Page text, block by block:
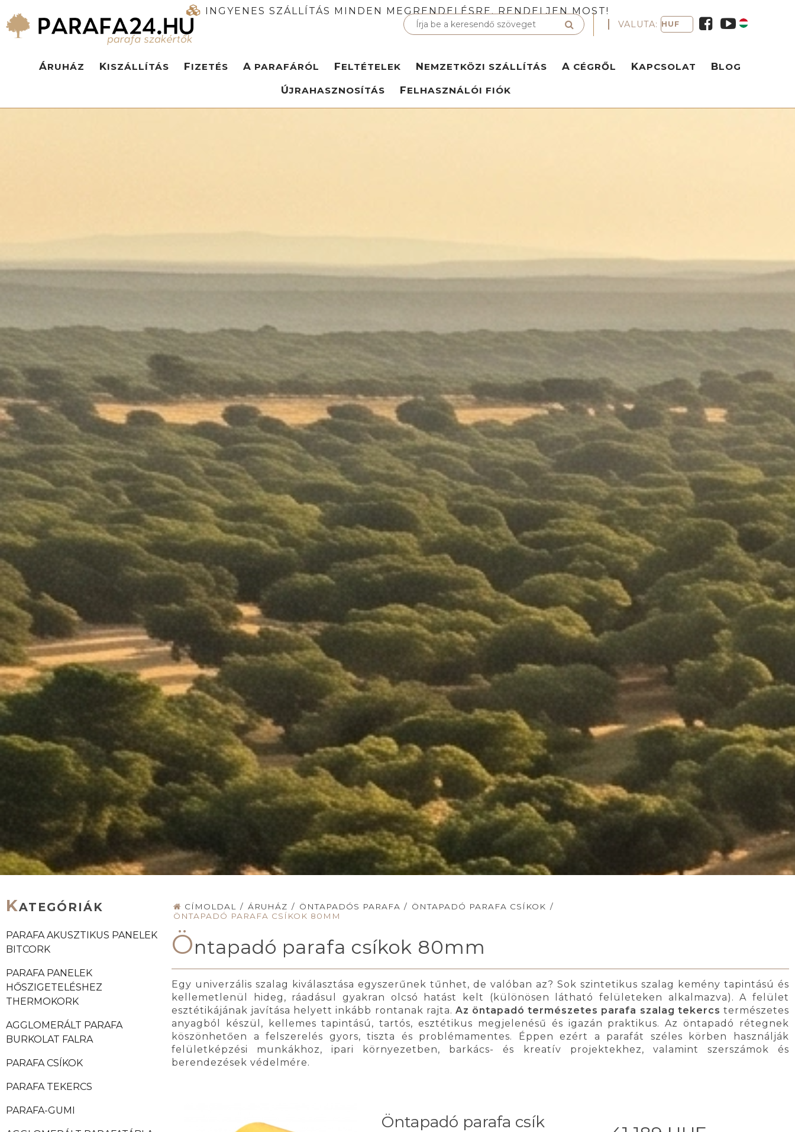
INGYENES SZÁLLÍTÁS MINDEN MEGRENDELÉSRE. RENDELJEN MOST!
VALUTA:
ÁRUHÁZ KISZÁLLÍTÁS FIZETÉS A PARAFÁRÓL FELTÉTELEK NEMZETKÖZI SZÁLLÍTÁS A CÉGRŐL KAPCSOLAT BLOG
ÚJRAHASZNOSÍTÁS FELHASZNÁLÓI FIÓK
KATEGÓRIÁK
PARAFA AKUSZTIKUS PANELEK
BITCORK
PARAFA PANELEK
HŐSZIGETELÉSHEZ
THERMOKORK
AGGLOMERÁLT PARAFA
BURKOLAT FALRA
PARAFA CSÍKOK
PARAFA TEKERCS
PARAFA-GUMI
CÍMOLDAL / ÁRUHÁZ / ÖNTAPADÓS PARAFA / ÖNTAPADÓ PARAFA CSÍKOK /
ÖNTAPADÓ PARAFA CSÍKOK 80MM
Öntapadó parafa csíkok 80mm
Egy univerzális szalag kiválasztása egyszerűnek tűnhet, de valóban az? Sok szintetikus szalag kemény tapintású és
kellemetlenül hideg, ráadásul gyakran olcsó hatást kelt (különösen látható felületeken alkalmazva). A felület
esztétikájának javítása helyett inkább rontanak rajta. Az öntapadó természetes parafa szalag tekercs természetes
anyagból készül, kellemes tapintású, tartós, esztétikus megjelenésű és igazán praktikus. Az öntapadó rétegnek
köszönhetően a felszerelés gyors, tiszta és problémamentes. Éppen ezért a parafát széles körben használják
felületképzési munkákhoz, ipari környezetben, barkács- és kreatív projektekhez, valamint szerszámok és
berendezések védelmére.
Öntapadó parafa csík